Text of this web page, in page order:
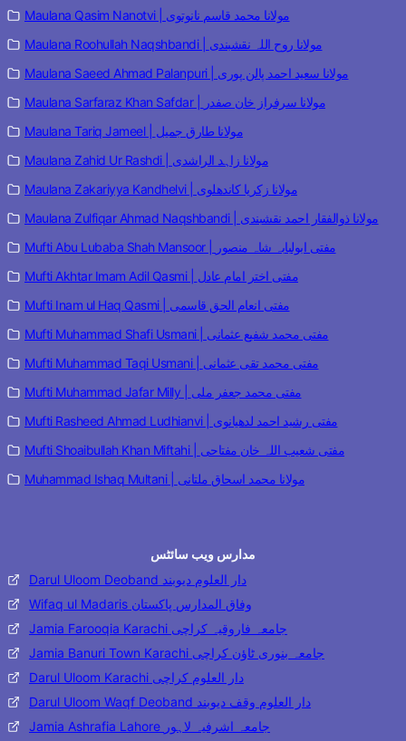
Maulana Qasim Nanotvi | مولانا محمد قاسم نانوتوی
Maulana Roohullah Naqshbandi | مولانا روح اللہ نقشبندی
Maulana Saeed Ahmad Palanpuri | مولانا سعید احمد پالن پوری
Maulana Sarfaraz Khan Safdar | مولانا سرفراز خان صفدر
Maulana Tariq Jameel | مولانا طارق جمیل
Maulana Zahid Ur Rashdi | مولانا زاہد الراشدی
Maulana Zakariyya Kandhelvi | مولانا زکریا کاندھلوی
Maulana Zulfiqar Ahmad Naqshbandi | مولانا ذوالفقار احمد نقشبندی
Mufti Abu Lubaba Shah Mansoor | مفتی ابولبابہ شاہ منصور
Mufti Akhtar Imam Adil Qasmi | مفتی اختر امام عادل
Mufti Inam ul Haq Qasmi | مفتی انعام الحق قاسمی
Mufti Muhammad Shafi Usmani | مفتی محمد شفیع عثمانی
Mufti Muhammad Taqi Usmani | مفتی محمد تقی عثمانی
Mufti Muhammad Jafar Milly | مفتی محمد جعفر ملی
Mufti Rasheed Ahmad Ludhianvi | مفتی رشید احمد لدھیانوی
Mufti Shoaibullah Khan Miftahi | مفتی شعیب اللہ خان مفتاحی
Muhammad Ishaq Multani | مولانا محمد اسحاق ملتانی
مدارس ویب سائٹس
Darul Uloom Deoband دار العلوم دیوبند
Wifaq ul Madaris وفاق المدارس پاکستان
Jamia Farooqia Karachi جامعہ فاروقیہ کراچی
Jamia Banuri Town Karachi جامعہ بنوری ٹاؤن کراچی
Darul Uloom Karachi دار العلوم کراچی
Darul Uloom Waqf Deoband دار العلوم وقف دیوبند
Jamia Ashrafia Lahore جامعہ اشرفیہ لاہور